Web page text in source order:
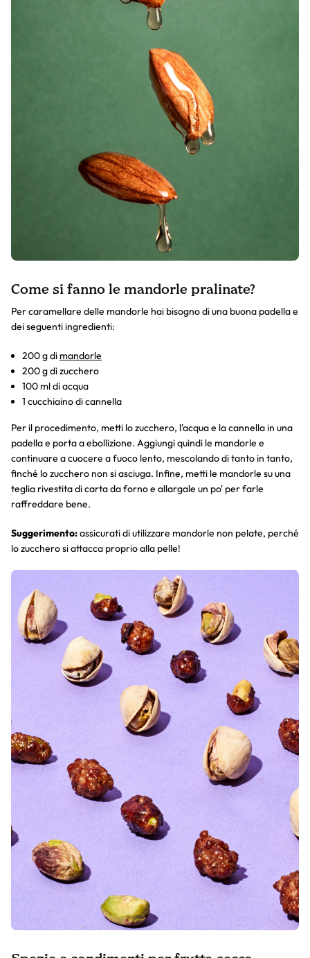
Come si fanno le mandorle pralinate?
Per caramellare delle mandorle hai bisogno di una buona padella e
dei seguenti ingredienti:
200 g di mandorle
200 g di zucchero
100 ml di acqua
1 cucchiaino di cannella
Per il procedimento, metti lo zucchero, l'acqua e la cannella in una
padella e porta a ebollizione. Aggiungi quindi le mandorle e
continuare a cuocere a fuoco lento, mescolando di tanto in tanto,
finché lo zucchero non si asciuga. Infine, metti le mandorle su una
teglia rivestita di carta da forno e allargale un po' per farle
raffreddare bene.
Suggerimento:assicurati di utilizzare mandorle non pelate, perché
lo zucchero si attacca proprio alla pelle!